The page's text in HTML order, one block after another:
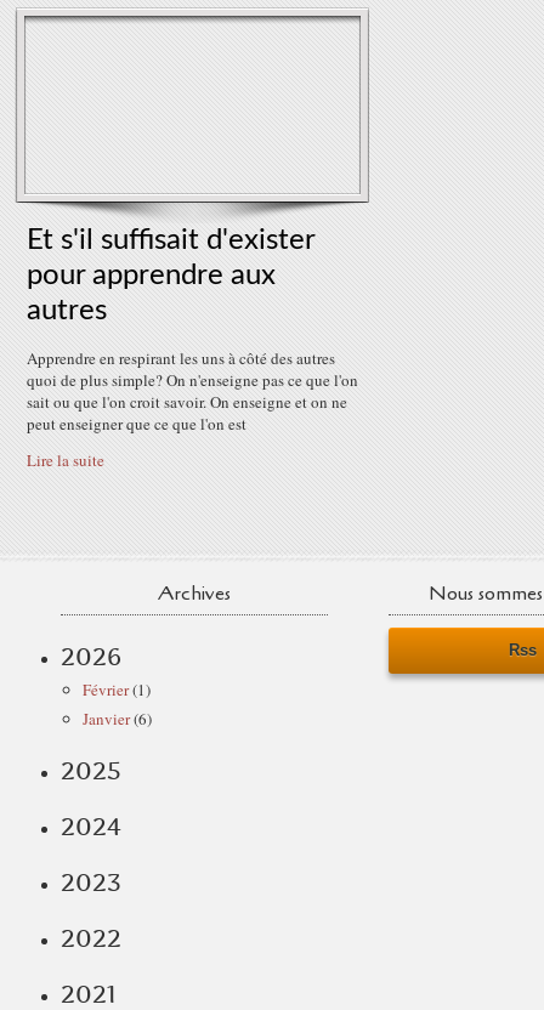
Et s'il suffisait d'exister
pour apprendre aux
autres
Apprendre en respirant les uns à côté des autres
quoi de plus simple? On n'enseigne pas ce que l'on
sait ou que l'on croit savoir. On enseigne et on ne
peut enseigner que ce que l'on est
Lire la suite
Archives
2026
Février(1)
Janvier(6)
2025
2024
2023
2022
2021
Nous
Rss